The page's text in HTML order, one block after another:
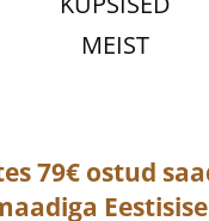
MEIST
79€ ostud